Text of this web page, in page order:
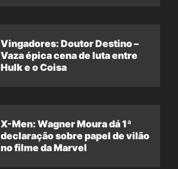
Vingadores: Doutor Destino –
Vaza épica cena de luta entre
Hulk e o Coisa
X-Men: Wagner Moura dá 1ª
declaração sobre papel de vilão
no filme da Marvel